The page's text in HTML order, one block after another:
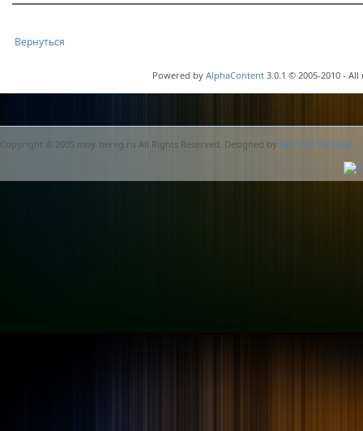
Вернуться
Powered byAlphaContent 3.0.1 © 2005-2010 -
Copyright © 2005 moy-bereg.ru All Rights Reserved. Designed by Neotron ltd.faust